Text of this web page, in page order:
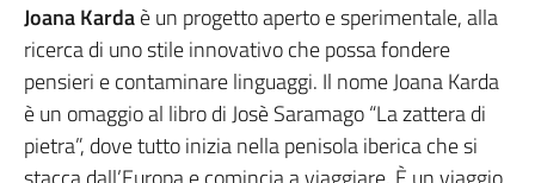
Joana Kardaè un progetto aperto e sperimentale, alla
ricerca di uno stile innovativo che possa fondere
pensieri e contaminare linguaggi. Il nome Joana Karda
è un omaggio al libro di Josè Saramago “La zattera di
pietra”, dove tutto inizia nella penisola iberica che si